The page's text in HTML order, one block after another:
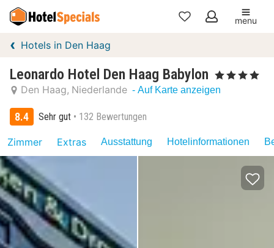
Meine
menu
Hotels in Den Haag
Leonardo Hotel Den Haag Babylon , 4 Sterne
Den Haag Niederlande - Auf Karte anzeigen
8.4 Sehr gut 132 Bewertungen
Zimmer Extras Ausstattung Hotelinformationen